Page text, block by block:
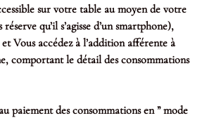
sur votre table au moyen de votre
qu’il s’agisse d’un smartphone),
Vous accédez à l’addition afférente à
comportant le détail des consommations
paiement des consommations en ” mode